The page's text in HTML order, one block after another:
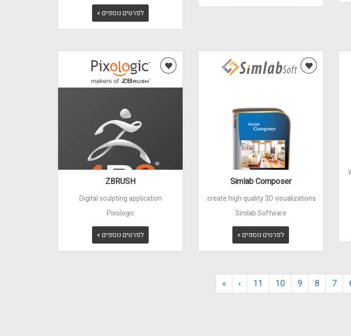
לפרטים נוספים »
Simlab Composer
create high quality 3D visualizations.
Simlab Software
לפרטים נוספים »
ZBRUSH
Digital sculpting application
Pixologic
לפרטים נוספים »
7
8
9
10
11
›
»